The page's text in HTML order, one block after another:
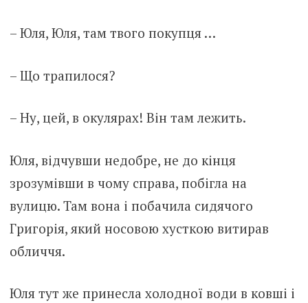
– Юля, Юля, там твого покупця …
– Що трапилося?
– Ну, цей, в окулярах! Він там лежить.
Юля, відчувши недобре, не до кінця
зрозумівши в чому справа, побігла на
вулицю. Там вона і побачила сидячого
Григорія, який носовою хусткою витирав
обличчя.
Юля тут же принесла холодної води в ковші і